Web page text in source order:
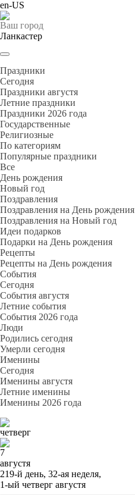
en-US
Ваш город
Ланкастер
Праздники
Cегодня
Праздники августя
Летние праздники
Праздники 2026 года
Государственные
Религиозные
По категориям
Популярные праздники
Все
День рождения
Новый год
Поздравления
Поздравления на День рождения
Поздравления на Новый год
Идеи подарков
Подарки на День рождения
Рецепты
Рецепты на День рождения
События
Cегодня
События августя
Летние события
События 2026 года
Люди
Родились сегодня
Умерли сегодня
Именины
Cегодня
Именины августя
Летние именины
Именины 2026 года
четверг
7
августя
219-й день, 32-ая неделя,
1-ый четверг августя